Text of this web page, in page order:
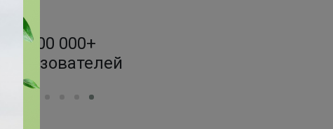
200 000+
пользователей